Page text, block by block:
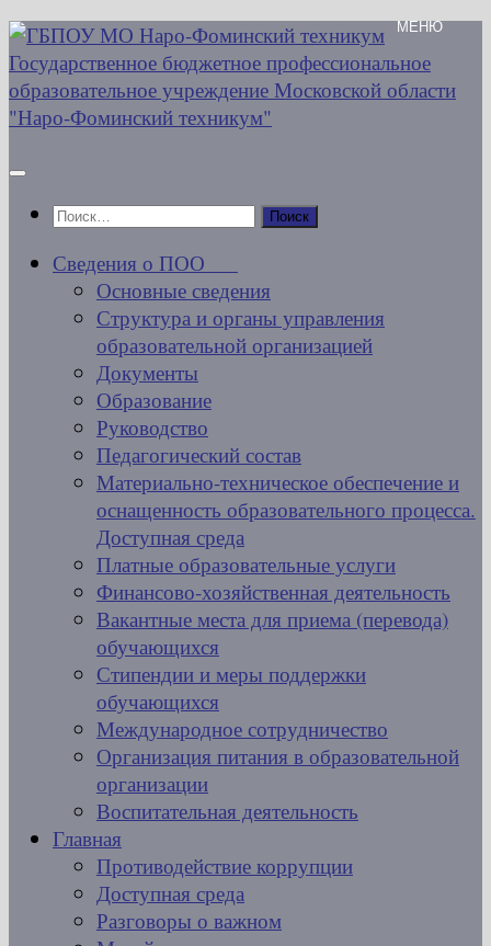
Перейти
к
содержимому
Найти:
Сведения о ПОО
Основные сведения
Структура и органы управления
образовательной организацией
Документы
Образование
Руководство
Педагогический состав
Материально-техническое обеспечение и
оснащенность образовательного процесса.
Доступная среда
Платные образовательные услуги
Финансово-хозяйственная деятельность
Вакантные места для приема (перевода)
обучающихся
Стипендии и меры поддержки
обучающихся
Международное сотрудничество
Организация питания в образовательной
организации
Воспитательная деятельность
Главная
Противодействие коррупции
Доступная среда
Разговоры о важном